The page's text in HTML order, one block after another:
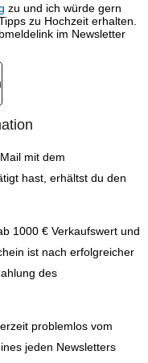
zu und ich würde gern
zu Hochzeit erhalten.
im Newsletter
mit dem
hast, erhältst du den
1000 € Verkaufswert und
ist nach erfolgreicher
des
problemlos vom
jeden Newsletters